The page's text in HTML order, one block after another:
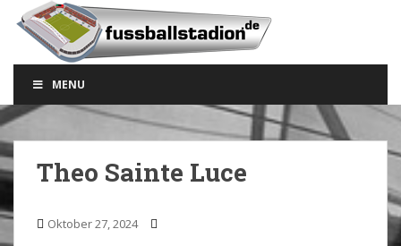
o
m
a
i
c
MENU
Theo Sainte Luce
Oktober 27, 2024